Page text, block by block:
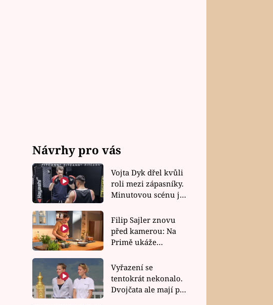
Návrhy pro vás
Vojta Dyk dřel kvůli
roli mezi zápasníky.
Minutovou scénu jel
Filip Sajler znovu
před kamerou: Na
Primě ukáže
rychlé recepty
Vyřazení se
tentokrát nekonalo.
Dvojčata ale mají po